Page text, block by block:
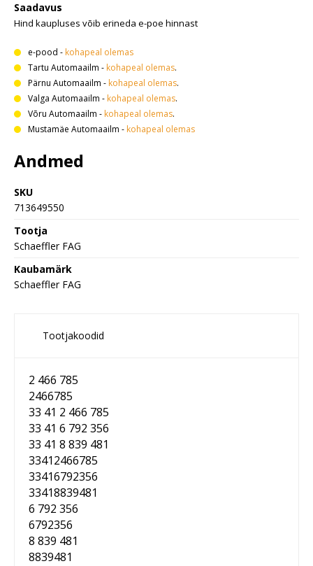
Saadavus
Hind kaupluses võib erineda e-poe hinnast
e-pood - kohapeal olemas
Tartu Automaailm - kohapeal olemas.
Pärnu Automaailm - kohapeal olemas.
Valga Automaailm - kohapeal olemas.
Võru Automaailm - kohapeal olemas.
Mustamäe Automaailm - kohapeal olemas
Andmed
SKU
713649550
Tootja
Schaeffler FAG
Kaubamärk
Schaeffler FAG
Tootjakoodid
2 466 785
2466785
33 41 2 466 785
33 41 6 792 356
33 41 8 839 481
33412466785
33416792356
33418839481
6 792 356
6792356
8 839 481
8839481